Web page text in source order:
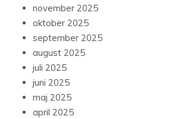
november 2025
oktober 2025
september 2025
august 2025
juli 2025
juni 2025
maj 2025
april 2025